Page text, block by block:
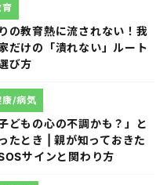
の教育熱に流されない！我
だけの「潰れない」ルート
び方
育
子どもの心の不調かも？」と
たとき | 親が知っておきた
サインと関わり方
康/病気